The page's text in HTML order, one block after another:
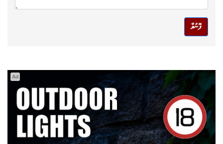
ފޮނުވާ
Ad